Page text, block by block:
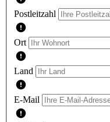
Postleitzahl
Ort
Land
E-Mail